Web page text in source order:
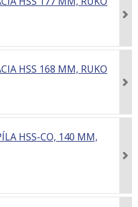
HSS 168 MM, RUKO
HSS-CO, 140 MM,